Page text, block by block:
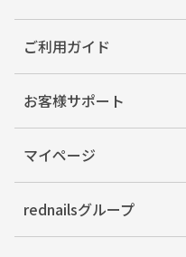
ご利用ガイド
お客様サポート
マイページ
rednailsグループ